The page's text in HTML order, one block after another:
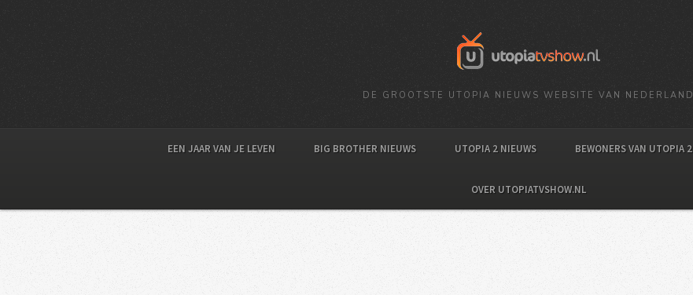
DE GROOTSTE UTOPIA NIEUWS WEBSITE VAN NEDERLAND
EEN JAAR VAN JE LEVEN BIG BROTHER NIEUWS UTOPIA 2 NIEUWS BEWONERS VAN UTOPIA 2
OVER UTOPIATVSHOW.NL